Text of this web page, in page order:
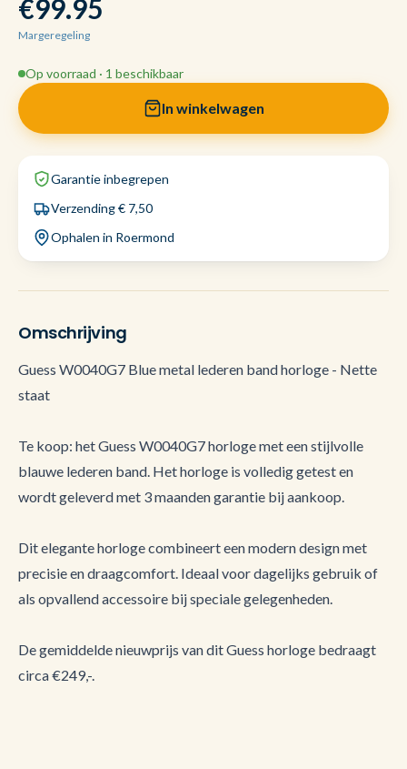
€99.95
Margeregeling
Op voorraad · 1 beschikbaar
In winkelwagen
Garantie inbegrepen
Verzending € 7,50
Ophalen in Roermond
Omschrijving
Guess W0040G7 Blue metal lederen band horloge - Nette
staat
Te koop: het Guess W0040G7 horloge met een stijlvolle
blauwe lederen band. Het horloge is volledig getest en
wordt geleverd met 3 maanden garantie bij aankoop.
Dit elegante horloge combineert een modern design met
precisie en draagcomfort. Ideaal voor dagelijks gebruik of
als opvallend accessoire bij speciale gelegenheden.
De gemiddelde nieuwprijs van dit Guess horloge bedraagt
circa €249,-.